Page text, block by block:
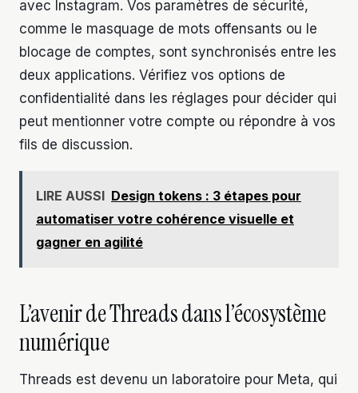
avec Instagram. Vos paramètres de sécurité,
comme le masquage de mots offensants ou le
blocage de comptes, sont synchronisés entre les
deux applications. Vérifiez vos options de
confidentialité dans les réglages pour décider qui
peut mentionner votre compte ou répondre à vos
fils de discussion.
LIRE AUSSI Design tokens : 3 étapes pour
automatiser votre cohérence visuelle et
gagner en agilité
L’avenir de Threads dans l’écosystème
numérique
Threads est devenu un laboratoire pour Meta, qui